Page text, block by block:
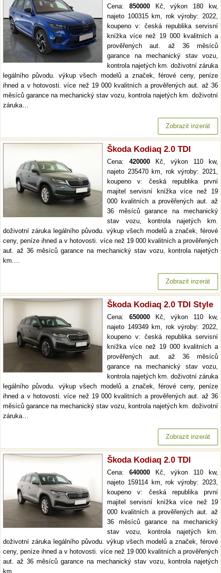
Cena: 850000Kč, výkon 180 kw,
najeto 100315 km, rok výroby: 2022,
koupeno v: česká republika servisní
knížka více než 19 000 kvalitních a
prověřených aut. až 36 měsíců
garance na mechanický stav vozu,
kontrola najetých km. doživotní záruka
legálního původu. výkup všech modelů a značek, férové ceny, peníze
ihned a v hotovosti. více než 19 000 kvalitních a prověřených aut. až 36
měsíců garance na mechanický stav vozu, kontrola najetých km. doživotní
záruka…
Zobrazit inzerát
Škoda Kodiaq 2.0 TDI
Cena: 420000 Kč, výkon 110 kw,
najeto 235470 km, rok výroby: 2021,
koupeno v: česká republika první
majitel servisní knížka více než 19
000 kvalitních a prověřených aut. až
36 měsíců garance na mechanický
stav vozu, kontrola najetých km.
doživotní záruka legálního původu. výkup všech modelů a značek, férové
ceny, peníze ihned a v hotovosti. více než 19 000 kvalitních a prověřených
aut. až 36 měsíců garance na mechanický stav vozu, kontrola najetých
km.…
Zobrazit inzerát
Škoda Kodiaq 2.0 TDI Style
Cena: 650000 Kč, výkon 110 kw,
najeto 149349 km, rok výroby: 2022,
koupeno v: česká republika servisní
knížka více než 19 000 kvalitních a
prověřených aut. až 36 měsíců
garance na mechanický stav vozu,
kontrola najetých km. doživotní záruka
legálního původu. výkup všech modelů a značek, férové ceny, peníze
ihned a v hotovosti. více než 19 000 kvalitních a prověřených aut. až 36
měsíců garance na mechanický stav vozu, kontrola najetých km. doživotní
záruka…
Zobrazit inzerát
Škoda Kodiaq 2.0 TDI
Cena: 640000 Kč, výkon 110 kw,
najeto 159114 km, rok výroby: 2023,
koupeno v: česká republika první
majitel servisní knížka více než 19
000 kvalitních a prověřených aut. až
36 měsíců garance na mechanický
stav vozu, kontrola najetých km.
doživotní záruka legálního původu. výkup všech modelů a značek, férové
ceny, peníze ihned a v hotovosti. více než 19 000 kvalitních a prověřených
aut. až 36 měsíců garance na mechanický stav vozu, kontrola najetých
km.…